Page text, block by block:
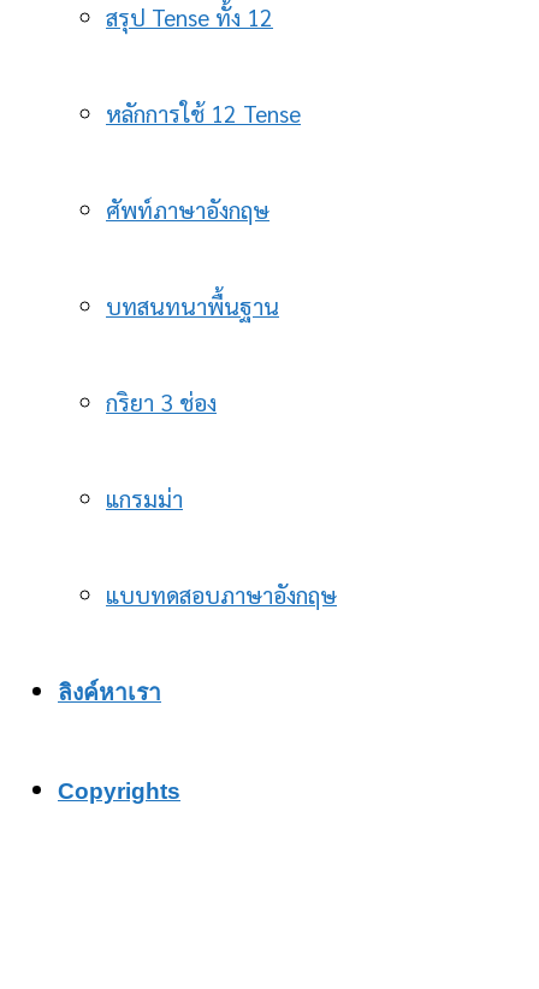
สรุป Tense ทั้ง 12
หลักการใช้ 12 Tense
ศัพท์ภาษาอังกฤษ
บทสนทนาพื้นฐาน
กริยา 3 ช่อง
แกรมม่า
แบบทดสอบภาษาอังกฤษ
ลิงค์หาเรา
Copyrights